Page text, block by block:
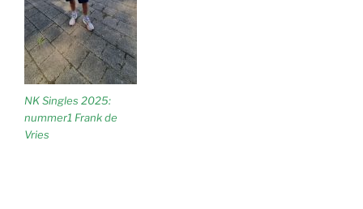
NK Singles 2025:
nummer1 Frank de
Vries